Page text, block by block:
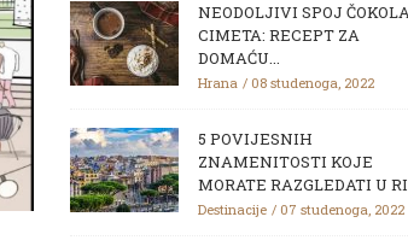
NEODOLJIVI SPOJ
CIMETA: RECEPT ZA
DOMAĆU...
Hrana 08 studenoga, 2022
5 POVIJESNIH
ZNAMENITOSTI KOJE
MORATE RAZGLEDATI U
Destinacije 07 studenoga, 2022